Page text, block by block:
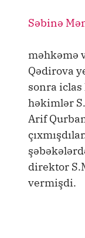
Səbinə
məhkəmə
Qədirova
sonra
həkimlər
Arif
direktor
vermişdi.